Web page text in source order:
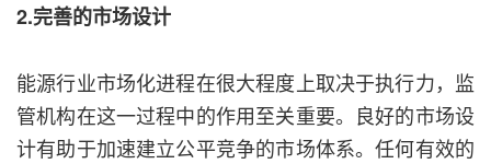
2.完善的市场设计
能源行业市场化进程在很大程度上取决于执行力，监
管机构在这一过程中的作用至关重要。良好的市场设
计有助于加速建立公平竞争的市场体系。任何有效的